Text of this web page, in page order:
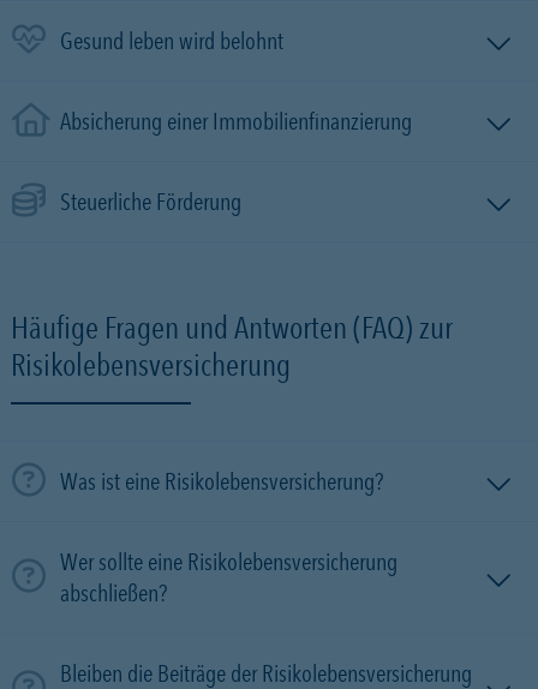
Gesund leben wird belohnt
Absicherung einer Immobilien­finanzierung
Steuerliche Förderung
Häufige Fragen und Antworten (FAQ) zur
Risikolebensversicherung
Was ist eine Risikolebensversicherung?
Wer sollte eine Risikolebensversicherung
abschließen?
Bleiben die Beiträge der Risikolebensversicherung